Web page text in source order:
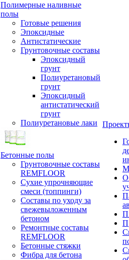
Полимерные наливные
полы
Готовые решения
Эпоксидные
Антистатические
Грунтовочные составы
Эпоксидный
грунт
Полиуретановый
грунт
Эпоксидный
антистатический
грунт
Полиуретановые лаки
Бетонные полы
Грунтовочные составы
REMFLOOR
Сухие упрочняющие
смеси (топпинги)
Составы по уходу за
свежевыложенным
бетоном
Ремонтные составы
REMFLOOR
Бетонные стяжки
Фибра для бетона